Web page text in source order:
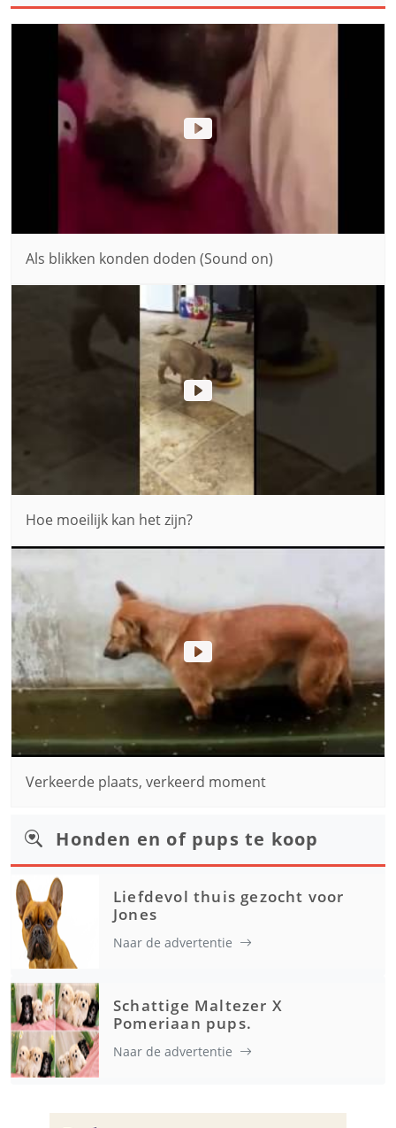
Als blikken konden doden (Sound on)
Hoe moeilijk kan het zijn?
Verkeerde plaats, verkeerd moment
Honden en of pups te koop
Liefdevol thuis gezocht voor
Jones
Naar de advertentie
Schattige Maltezer X
Pomeriaan pups.
Naar de advertentie